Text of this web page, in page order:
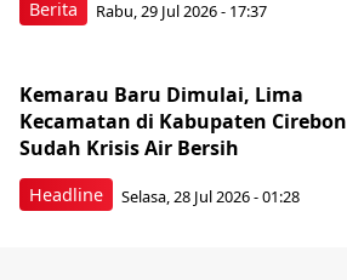
Berita Rabu, 29 Jul 2026 - 17:37
Headline
Kemarau Baru Dimulai, Lima
Kecamatan di Kabupaten Cirebon
Sudah Krisis Air Bersih
Selasa, 28 Jul 2026 - 01:28